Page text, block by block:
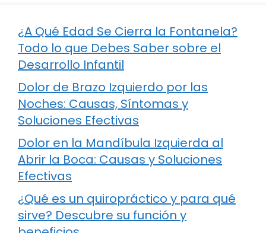
¿A Qué Edad Se Cierra la Fontanela?
Todo lo que Debes Saber sobre el
Desarrollo Infantil
Dolor de Brazo Izquierdo por las
Noches: Causas, Síntomas y
Soluciones Efectivas
Dolor en la Mandíbula Izquierda al
Abrir la Boca: Causas y Soluciones
Efectivas
¿Qué es un quiropráctico y para qué
sirve? Descubre su función y